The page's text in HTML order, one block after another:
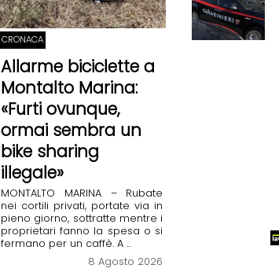
CRONACA
Allarme biciclette a
Montalto Marina:
«Furti ovunque,
ormai sembra un
bike sharing
illegale»
MONTALTO MARINA – Rubate
nei cortili privati, portate via in
pieno giorno, sottratte mentre i
proprietari fanno la spesa o si
fermano per un caffè. A ...
8 Agosto 2026